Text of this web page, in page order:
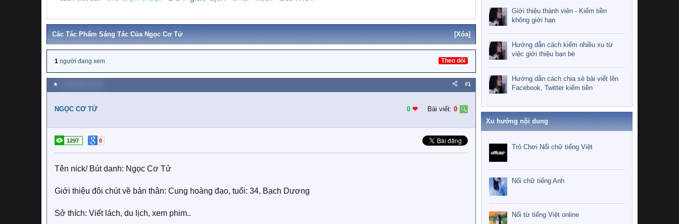
Các Tác Phẩm Sáng Tác Của Ngọc Cơ Tử [Xóa]
1 người đang xem Theo dõi
★ #1
NGỌC CƠ TỬ 0 ❤︎ Bài viết: 0
1297 0
Tên nick/ Bút danh: Ngọc Cơ Tử
Giới thiệu đôi chút về bản thân: Cung hoàng đạo, tuổi: 34, Bạch Dương
Sở thích: Viết lách, du lịch, xem phim..
Giới thiệu thành viên - Kiếm tiền
không giới hạn
Hướng dẫn cách kiếm nhiều xu từ
việc giới thiệu bạn bè
Hướng dẫn cách chia sẻ bài viết lên
Facebook, Twitter kiếm tiền
Xu hướng nội dung
Trò Chơi Nối chữ tiếng Việt
Nối chữ tiếng Anh
Nối từ tiếng Việt online